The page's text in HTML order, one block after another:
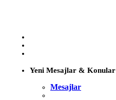
Yeni Mesajlar & Konular
Mesajlar